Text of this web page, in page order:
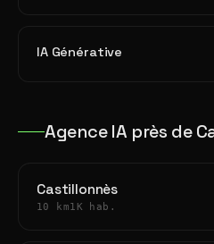
IA Générative
Agence IA près de
Castillonnès
10 km1K hab.